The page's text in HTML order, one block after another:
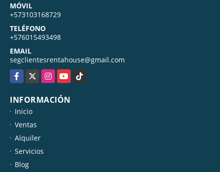
MÓVIL
+573103168729
TELÉFONO
+576015493498
EMAIL
segclientesrentahouse@gmail.com
Facebook
X InstagramYouTubeTikTok
INFORMACIÓN
Inicio
Ventas
Alquiler
Servicios
Blog